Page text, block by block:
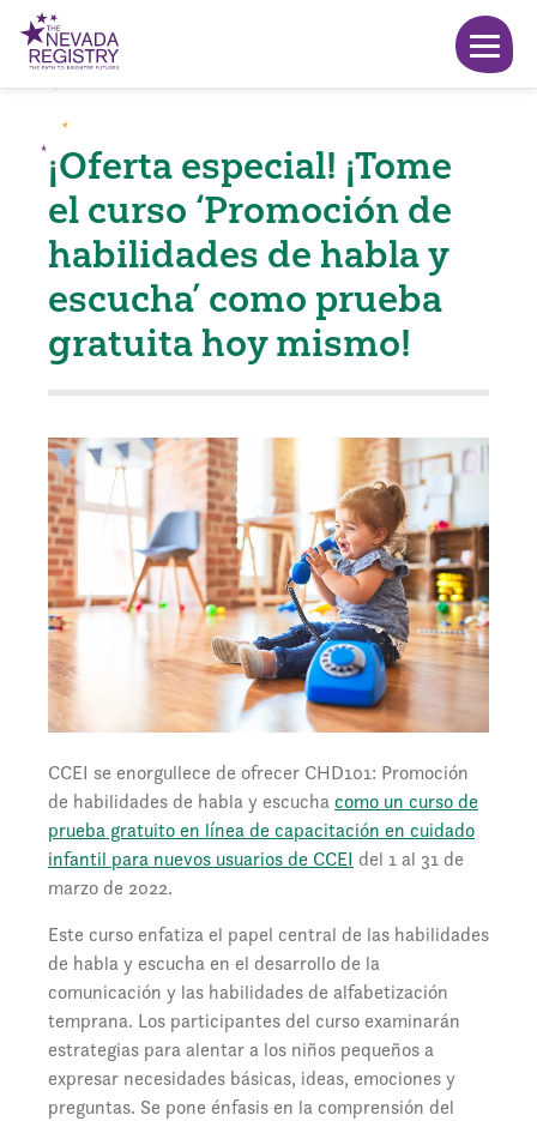
¡Oferta especial! ¡Tome
el curso ‘Promoción de
habilidades de habla y
escucha’ como prueba
gratuita hoy mismo!
CCEI se enorgullece de ofrecer CHD101: Promoción
de habilidades de habla y escuchacomo un curso de
prueba gratuito en línea de capacitación en cuidado
infantil para nuevos usuarios de CCEI del 1 al 31 de
marzo de 2022.
Este curso enfatiza el papel central de las habilidades
de habla y escucha en el desarrollo de la
comunicación y las habilidades de alfabetización
temprana. Los participantes del curso examinarán
estrategias para alentar a los niños pequeños a
expresar necesidades básicas, ideas, emociones y
preguntas. Se pone énfasis en la comprensión del